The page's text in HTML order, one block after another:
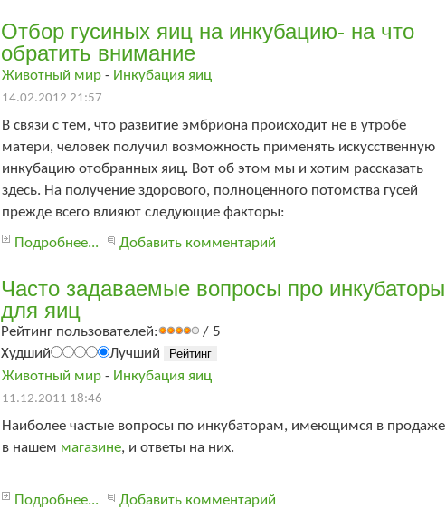
Отбор гусиных яиц на инкубацию- на что
обратить внимание
Животный мир - Инкубация яиц
14.02.2012 21:57
В связи с тем, что развитие эмбриона происходит не в утробе
матери, человек получил возможность применять искусственную
инкубацию отобранных яиц. Вот об этом мы и хотим рассказать
здесь. На получение здорового, полноценного потомства гусей
прежде всего влияют следующие факторы:
Подробнее...
Добавить комментарий
Часто задаваемые вопросы про инкубаторы
для яиц
Рейтинг пользователей:
/ 5
Худший
Лучший
Животный мир - Инкубация яиц
11.12.2011 18:46
Наиболее частые вопросы по инкубаторам, имеющимся в продаже
в нашем магазине, и ответы на них.
Подробнее... Добавить комментарий